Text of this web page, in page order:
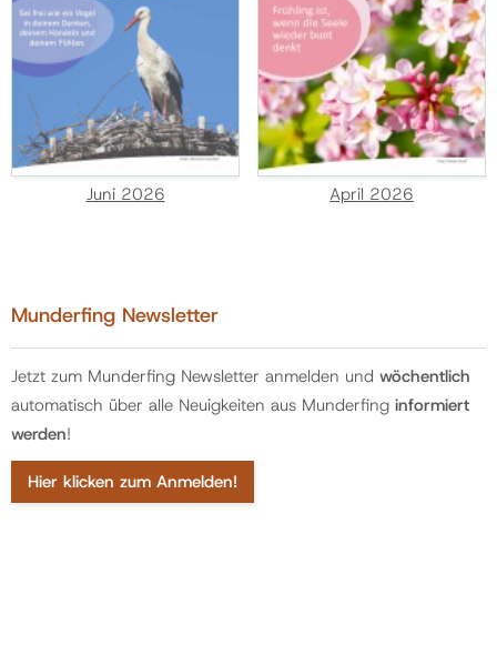
Juni 2026 April 2026
Munderfing Newsletter
Jetzt zum Munderfing Newsletter anmelden und wöchentlich
automatisch über alle Neuigkeiten aus Munderfing informiert
werden!
Hier klicken zum Anmelden!